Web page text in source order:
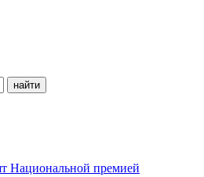
Национальной премией